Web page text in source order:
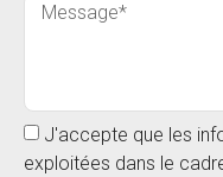
J'accepte que les
exploitées dans le